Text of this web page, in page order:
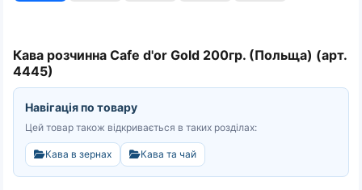
Кава розчинна Cafe d'or Gold 200гр. (Польща) (арт.
4445)
Навігація по товару
Цей товар також відкривається в таких розділах:
Кава в зернах Кава та чай